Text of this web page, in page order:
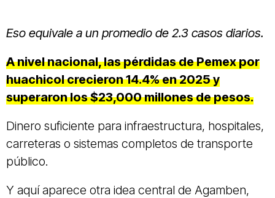
Eso equivale a un promedio de 2.3 casos diarios.
A nivel nacional, las pérdidas de Pemex por
huachicol crecieron 14.4% en 2025 y
superaron los $23,000 millones de pesos.
Dinero suficiente para infraestructura, hospitales,
carreteras o sistemas completos de transporte
público.
Y aquí aparece otra idea central de Agamben,